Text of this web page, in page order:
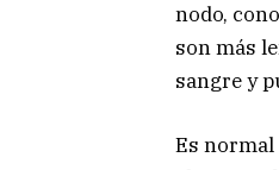
nodo,
son más
sangre y
Es normal